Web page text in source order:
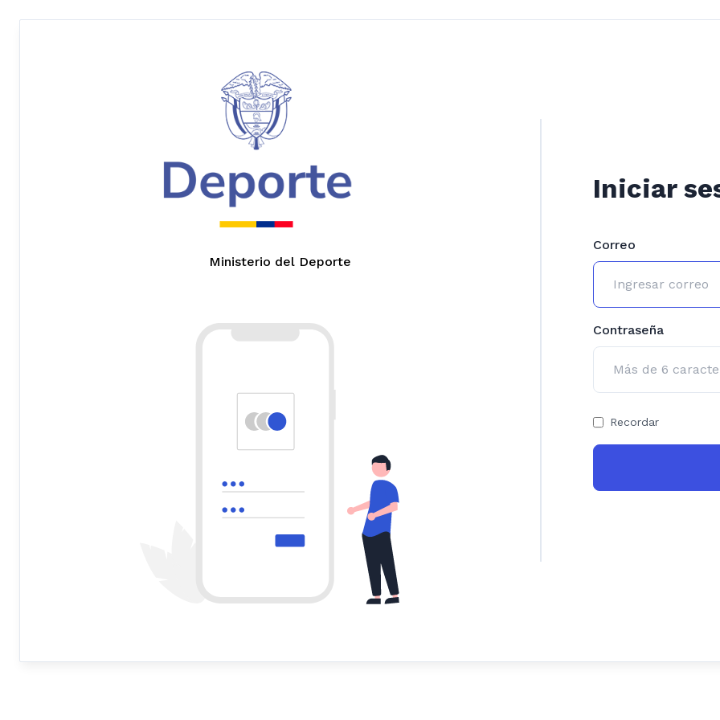
Ministerio del Deporte
Iniciar
Correo
Contraseña
Recordar